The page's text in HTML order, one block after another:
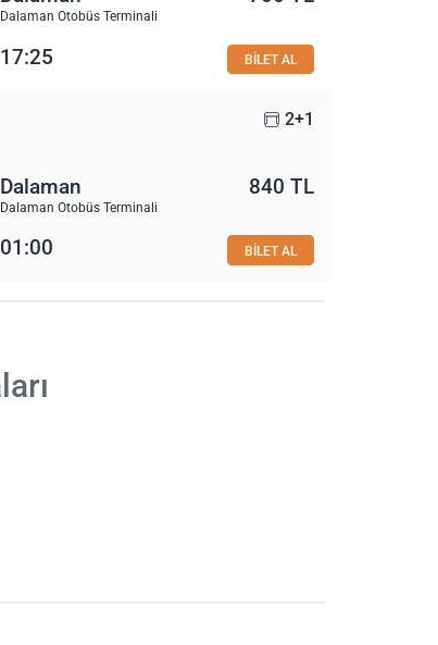
Dalaman Otobüs Terminali
17:25 BİLET AL
2+1
Dalaman
Dalaman Otobüs Terminali
840 TL
01:00 BİLET AL